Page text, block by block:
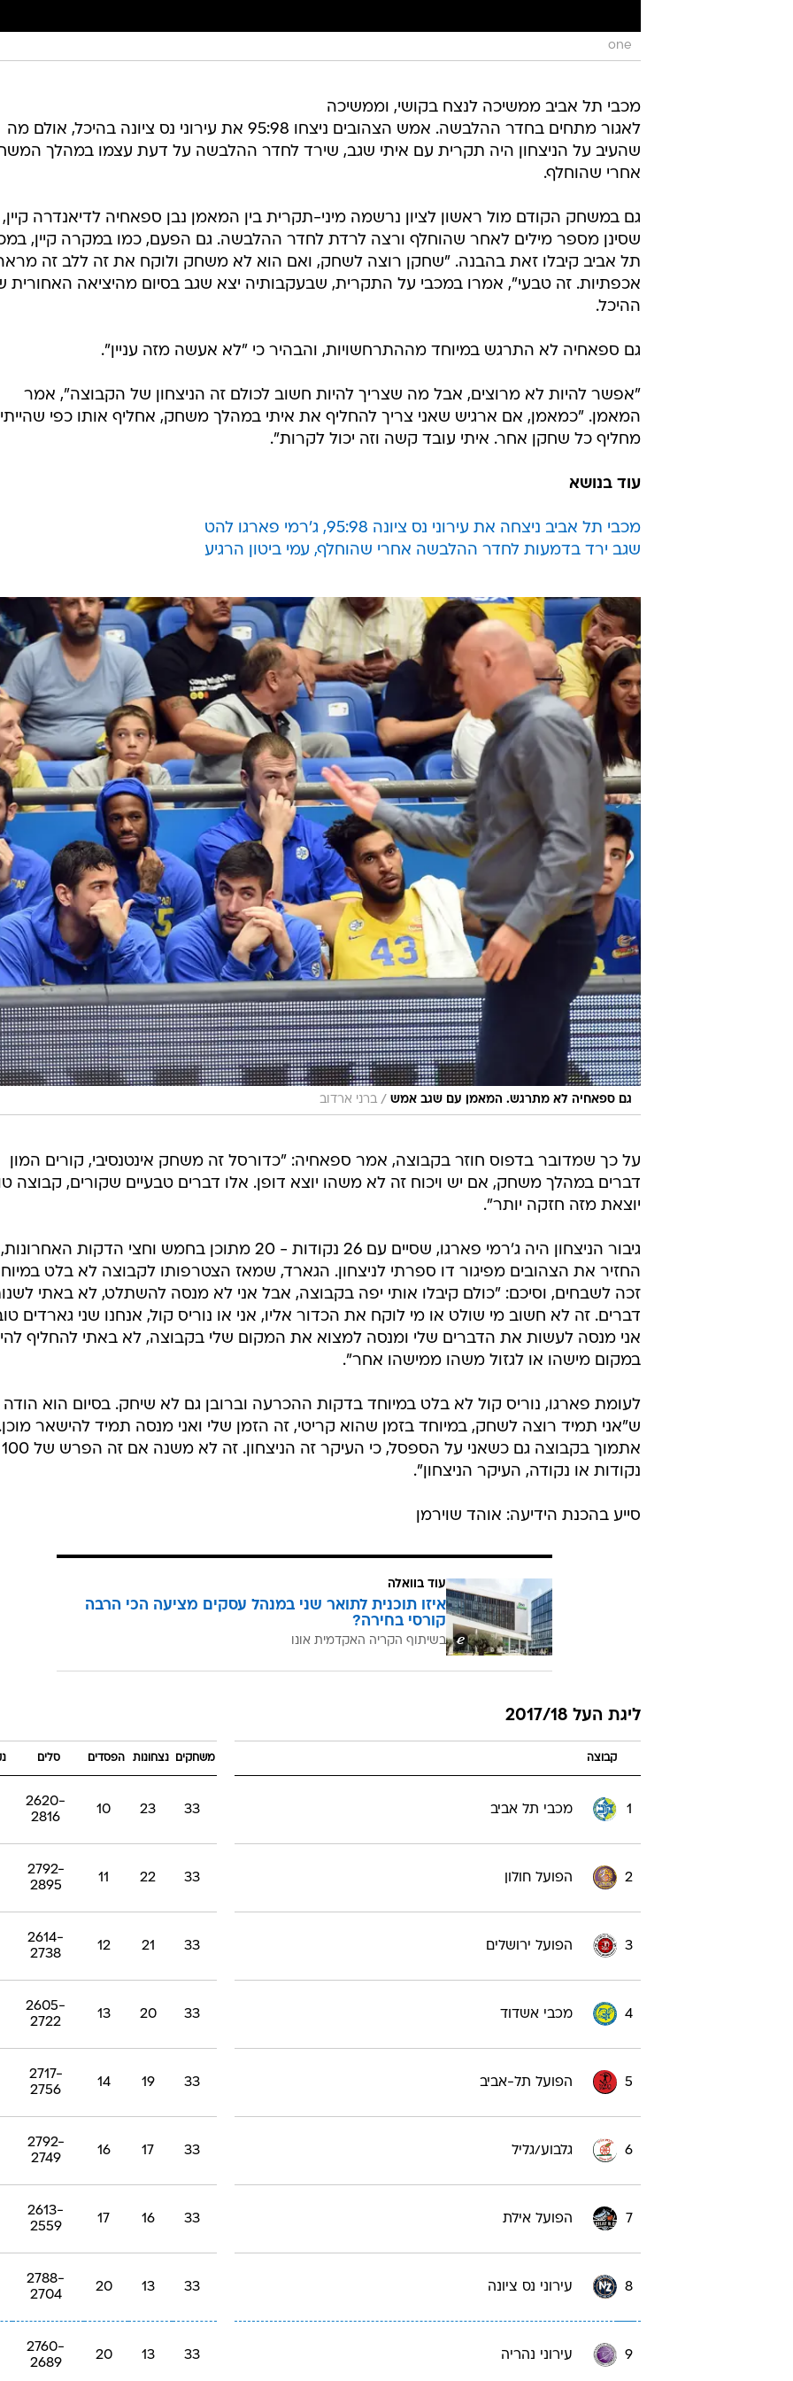
one
מכבי תל אביב ממשיכה לנצח בקושי, וממשיכה
לאגור מתחים בחדר ההלבשה. אמש הצהובים ניצחו 95:98 את עירוני נס ציונה בהיכל, אולם מה
שהעיב על הניצחון היה תקרית עם איתי שגב, שירד לחדר ההלבשה על דעת עצמו במהלך
אחרי שהוחלף.
גם במשחק הקודם מול ראשון לציון נרשמה מיני-תקרית בין המאמן נבן ספאחיה לדיאנדרה קיין,
שסינן מספר מילים לאחר שהוחלף ורצה לרדת לחדר ההלבשה. גם הפעם, כמו במקרה קיין,
תל אביב קיבלו זאת בהבנה. "שחקן רוצה לשחק, ואם הוא לא משחק ולוקח את זה ללב זה
אכפתיות. זה טבעי", אמרו במכבי על התקרית, שבעקבותיה יצא שגב בסיום מהיציאה האחורית
ההיכל.
גם ספאחיה לא התרגש במיוחד מההתרחשויות, והבהיר כי "לא אעשה מזה עניין".
"אפשר להיות לא מרוצים, אבל מה שצריך להיות חשוב לכולם זה הניצחון של הקבוצה", אמר
המאמן. "כמאמן, אם ארגיש שאני צריך להחליף את איתי במהלך משחק, אחליף אותו כפי שהייתי
מחליף כל שחקן אחר. איתי עובד קשה וזה יכול לקרות".
עוד בנושא
מכבי תל אביב ניצחה את עירוני נס ציונה 95:98, ג'רמי פארגו להט
שגב ירד בדמעות לחדר ההלבשה אחרי שהוחלף, עמי ביטון הרגיע
גם ספאחיה לא מתרגש. המאמן עם שגב אמש / ברני ארדוב
על כך שמדובר בדפוס חוזר בקבוצה, אמר ספאחיה: "כדורסל זה משחק אינטנסיבי, קורים המון
דברים במהלך משחק, אם יש ויכוח זה לא משהו יוצא דופן. אלו דברים טבעיים שקורים, קבוצה
יוצאת מזה חזקה יותר".
גיבור הניצחון היה ג'רמי פארגו, שסיים עם 26 נקודות - 20 מתוכן בחמש וחצי הדקות
החזיר את הצהובים מפיגור דו ספרתי לניצחון. הגארד, שמאז הצטרפותו לקבוצה לא בלט
זכה לשבחים, וסיכם: "כולם קיבלו אותי יפה בקבוצה, אבל אני לא מנסה להשתלט, לא באתי
דברים. זה לא חשוב מי שולט או מי לוקח את הכדור אליו, אני או נוריס קול, אנחנו שני גארדים
אני מנסה לעשות את הדברים שלי ומנסה למצוא את המקום שלי בקבוצה, לא באתי להחליף
במקום מישהו או לגזול משהו ממישהו אחר".
לעומת פארגו, נוריס קול לא בלט במיוחד בדקות ההכרעה וברובן גם לא שיחק. בסיום הוא הודה
ש"אני תמיד רוצה לשחק, במיוחד בזמן שהוא קריטי, זה הזמן שלי ואני מנסה תמיד להישאר
אתמוך בקבוצה גם כשאני על הספסל, כי העיקר זה הניצחון. זה לא משנה אם זה הפרש של 100
נקודות או נקודה, העיקר הניצחון".
סייע בהכנת הידיעה: אוהד שוירמן
עוד בוואלה
איזו תוכנית לתואר שני במנהל עסקים מציעה הכי הרבה
קורסי בחירה?
בשיתוף הקריה האקדמית אונו
ליגת העל 2017/18
קבוצה משחקים נצחונות הפסדים סלים
1 מכבי תל אביב 33
23
10
2620-
2816
2 הפועל חולון 33
22
11
2792-
2895
3 הפועל ירושלים 33
21
12
2614-
2738
4 מכבי אשדוד 33
20
13
2605-
2722
5 הפועל תל-אביב 33
19
14
2717-
2756
6 גלבוע/גליל 33
17
16
2792-
2749
7 הפועל אילת 33
16
17
2613-
2559
8 עירוני נס ציונה 33
13
20
2788-
2704
9 עירוני נהריה 33
13
20
2760-
2689